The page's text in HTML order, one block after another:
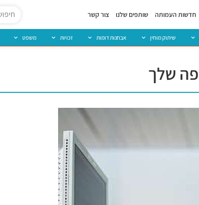
חדשות העמותה שותפים שלנו צור קשר
שיתוק מוחין אבחנות דומות זכויות משפט